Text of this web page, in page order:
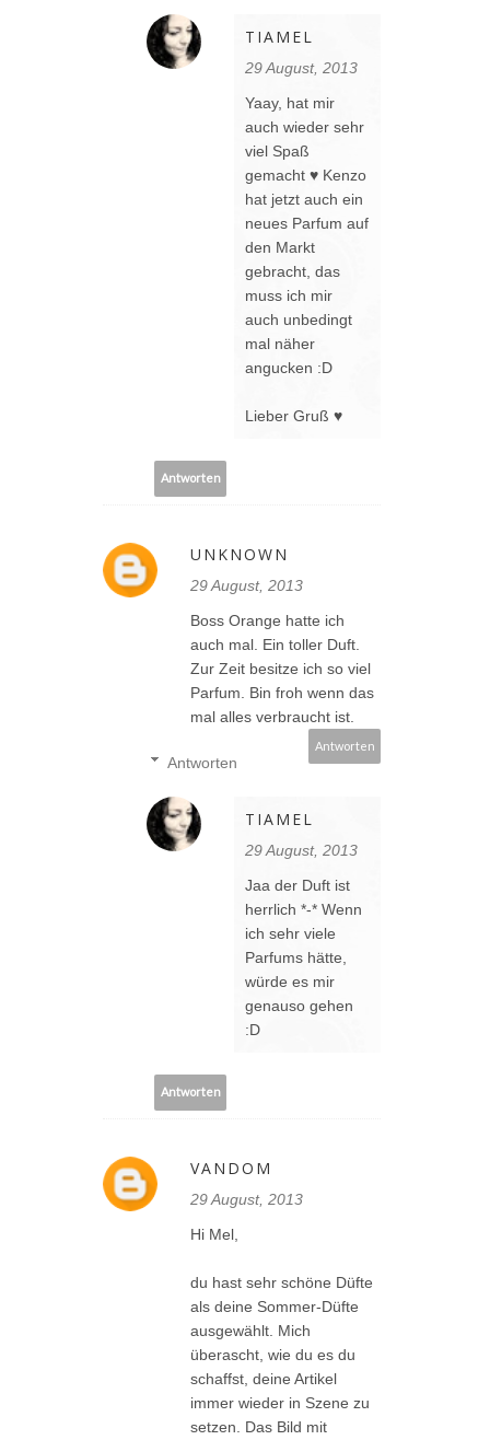
TIAMEL
29 August, 2013
Yaay, hat mir
auch wieder sehr
viel Spaß
gemacht ♥ Kenzo
hat jetzt auch ein
neues Parfum auf
den Markt
gebracht, das
muss ich mir
auch unbedingt
mal näher
angucken :D
Lieber Gruß ♥
Antworten
UNKNOWN
29 August, 2013
Boss Orange hatte ich
auch mal. Ein toller Duft.
Zur Zeit besitze ich so viel
Parfum. Bin froh wenn das
mal alles verbraucht ist.
Antworten
Antworten
TIAMEL
29 August, 2013
Jaa der Duft ist
herrlich *-* Wenn
ich sehr viele
Parfums hätte,
würde es mir
genauso gehen
:D
Antworten
VANDOM
29 August, 2013
Hi Mel,
du hast sehr schöne Düfte
als deine Sommer-Düfte
ausgewählt. Mich
überascht, wie du es du
schaffst, deine Artikel
immer wieder in Szene zu
setzen. Das Bild mit